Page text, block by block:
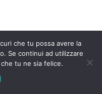
che tu possa avere la
Se continui ad utilizzare
tu ne sia felice.